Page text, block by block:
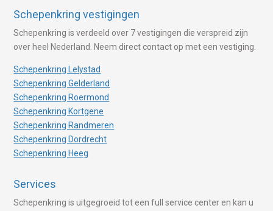
Schepenkring vestigingen
Schepenkring is verdeeld over 7 vestigingen die verspreid zijn
over heel Nederland. Neem direct contact op met een vestiging.
Schepenkring Lelystad
Schepenkring Gelderland
Schepenkring Roermond
Schepenkring Kortgene
Schepenkring Randmeren
Schepenkring Dordrecht
Schepenkring Heeg
Services
Schepenkring is uitgegroeid tot een full service center en kan u